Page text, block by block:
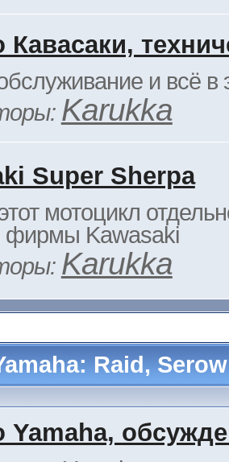
и всё в
Karukka
Super Sherpa
мотоцикл
фирмы Kawasaki
Karukka
Raid,
Yamaha,